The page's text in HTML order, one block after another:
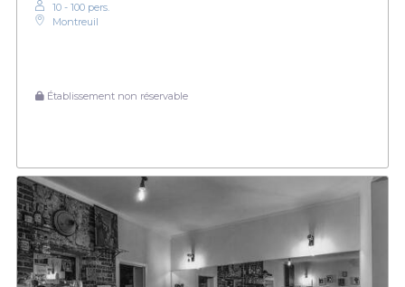
10 - 100 pers.
Montreuil
Établissement non réservable